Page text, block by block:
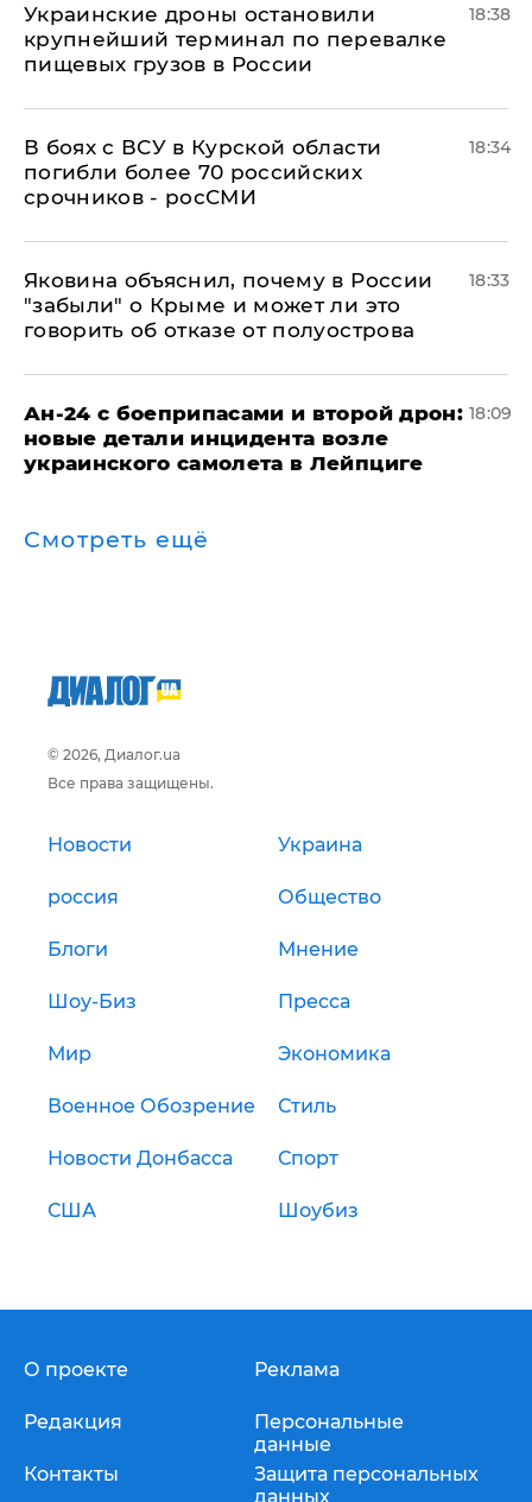
Украинские дроны остановили
крупнейший терминал по перевалке
пищевых грузов в России
18:38
В боях с ВСУ в Курской области
погибли более 70 российских
срочников - росСМИ
18:34
Яковина объяснил, почему в России
"забыли" о Крыме и может ли это
говорить об отказе от полуострова
18:33
Ан-24 с боеприпасами и второй дрон:
новые детали инцидента возле
украинского самолета в Лейпциге
18:09
Смотреть ещё
© 2026, Диалог.ua
Все права защищены.
Новости Украина
россия Общество
Блоги Мнение
Шоу-Биз Пресса
Мир Экономика
Военное Обозрение Стиль
Новости Донбасса Спорт
США Шоубиз
О проекте
Редакция
Контакты
Реклама
Персональные
данные
Защита персональных
данных